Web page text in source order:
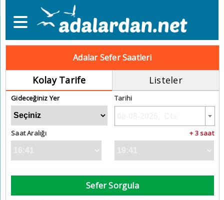
Adalar Sefer Saatleri
Kolay Tarife Listeler
Gideceğiniz Yer Tarihi
Saat Aralığı + 3 saat
Sefer Sorgula